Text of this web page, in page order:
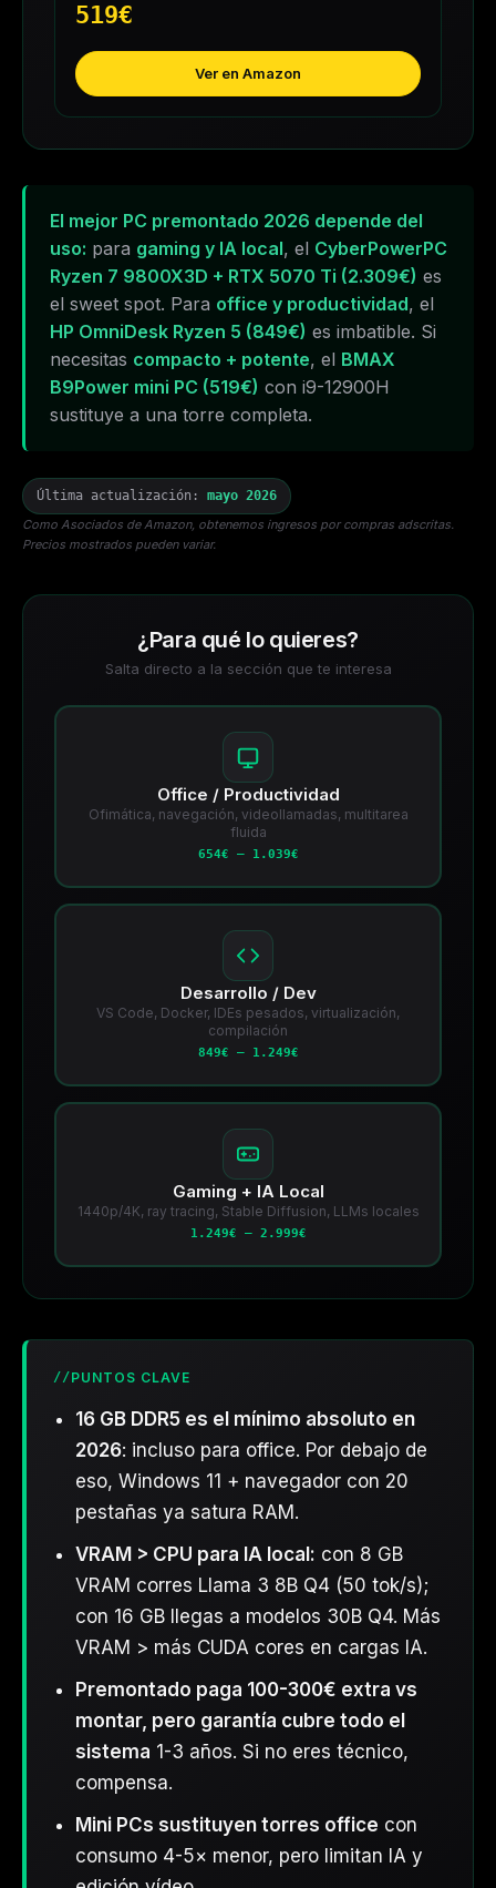
519€
Ver en Amazon
El mejor PC premontado 2026 depende del
uso: para gaming y IA local, el CyberPowerPC
Ryzen 7 9800X3D + RTX 5070 Ti (2.309€) es
el sweet spot. Para office y productividad, el
HP OmniDesk Ryzen 5 (849€) es imbatible. Si
necesitas compacto + potente, el BMAX
B9Power mini PC (519€) con i9-12900H
sustituye a una torre completa.
Última actualización: mayo 2026
Como Asociados de Amazon, obtenemos ingresos por compras adscritas.
Precios mostrados pueden variar.
¿Para qué lo quieres?
Salta directo a la sección que te interesa
Office / Productividad
Ofimática, navegación, videollamadas, multitarea
fluida
654€ – 1.039€
Desarrollo / Dev
VS Code, Docker, IDEs pesados, virtualización,
compilación
849€ – 1.249€
Gaming + IA Local
1440p/4K, ray tracing, Stable Diffusion, LLMs locales
1.249€ – 2.999€
PUNTOS CLAVE
16 GB DDR5 es el mínimo absoluto en
2026: incluso para office. Por debajo de
eso, Windows 11 + navegador con 20
pestañas ya satura RAM.
VRAM > CPU para IA local: con 8 GB
VRAM corres Llama 3 8B Q4 (50 tok/s);
con 16 GB llegas a modelos 30B Q4. Más
VRAM > más CUDA cores en cargas IA.
Premontado paga 100-300€ extra vs
montar, pero garantía cubre todo el
sistema 1-3 años. Si no eres técnico,
compensa.
Mini PCs sustituyen torres office con
consumo 4-5× menor, pero limitan IA y